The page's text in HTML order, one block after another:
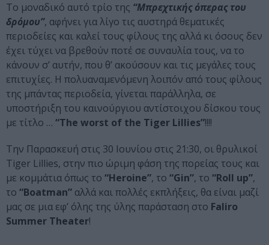
Το μοναδικό αυτό τρίο της “Μπρεχτικής όπερας του
δρόμου”, αφήνει για λίγο τις αυστηρά θεματικές
περιοδείες και καλεί τους φίλους της αλλά κι όσους δεν
έχει τύχει να βρεθούν ποτέ σε συναυλία τους, να το
κάνουν σ’ αυτήν, που θ’ ακούσουν και τις μεγάλες τους
επιτυχίες. Η πολυαναμενόμενη λοιπόν από τους φίλους
της μπάντας περιοδεία, γίνεται παράλληλα, σε
υποστήριξη του καινούργιου αντίστοιχου δίσκου τους
με τίτλο … “The worst of the Tiger Lillies”!!!!
Την Παρασκευή στις 30 Ιουνίου στις 21:30, οι θρυλικοί
Tiger Lillies, στην πιο ώριμη φάση της πορείας τους και
με κομμάτια όπως το “Heroine”, το “Gin”, το “Roll up”,
το “Boatman” αλλά και πολλές εκπλήξεις, θα είναι μαζί
μας σε μια εφ’ όλης της ύλης παράσταση στο Faliro
Summer Theater!